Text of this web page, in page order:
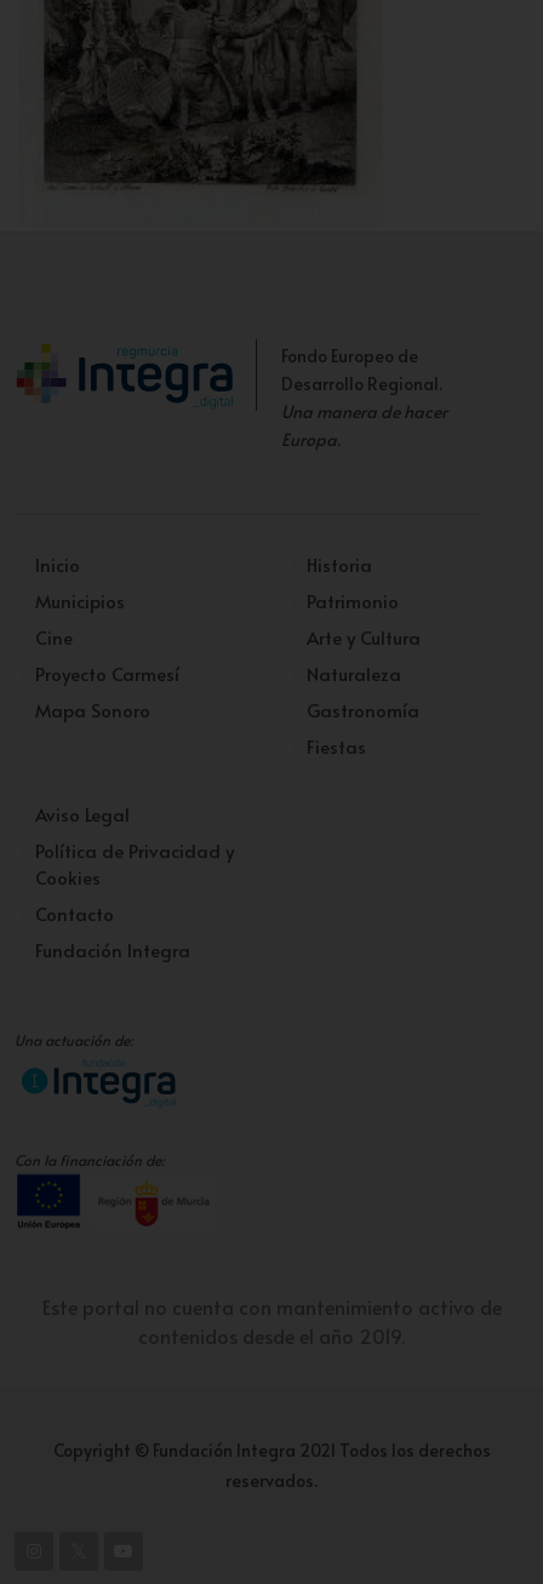
Fondo Europeo de
Desarrollo Regional.
Una manera de hacer
Europa.
Inicio
Municipios
Cine
Proyecto Carmesí
Mapa Sonoro
Historia
Patrimonio
Arte y Cultura
Naturaleza
Gastronomía
Fiestas
Aviso Legal
Política de Privacidad y
Cookies
Contacto
Fundación Integra
Una actuación de:
Con la financiación de:
Copyright © Fundación Integra 2021 Todos los derechos
reservados.